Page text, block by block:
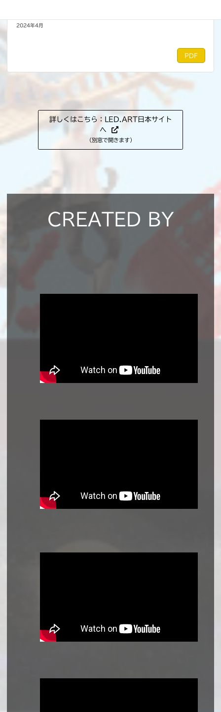
2024年4月
PDF
詳しくはこちら：LED.ART日本サイト
へ
（別窓で開きます）
CREATED BY